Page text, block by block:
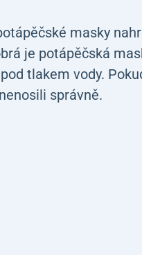
masky
je potápěčská
tlakem vody.
správně.